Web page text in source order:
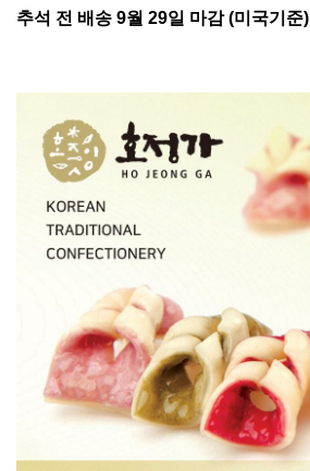
추석 전 배송 9월 29일 마감 (미국기준)